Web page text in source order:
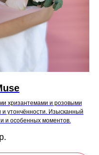
хризантемами и розовыми
утончённости. Изысканный
и особенных моментов.
р.